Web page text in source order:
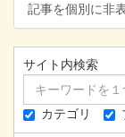
記事を個別に非
サイト内検索
カテゴリ